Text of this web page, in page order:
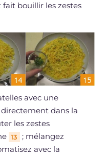
fait bouillir les zestes
avec une
dans la
les zestes
13
; mélangez
avec la